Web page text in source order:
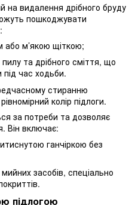
видалення дрібного бруду
пошкоджувати
або м’якою щіткою;
та дрібного сміття, що
час ходьби.
стиранню
колір підлоги.
за потреби та дозволяє
Він включає:
ганчіркою без
засобів, спеціально
підлогою